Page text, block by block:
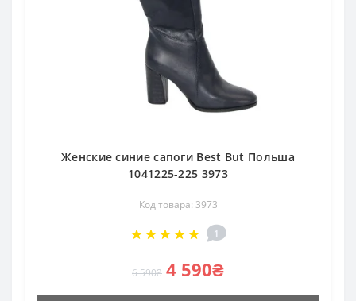
Женские синие сапоги Best But Польша
1041225-225 3973
Код товара: 3973
1
6 590₴ 4 590₴